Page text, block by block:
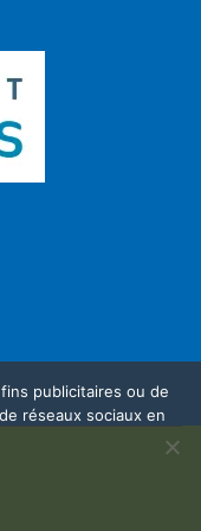
publicitaires ou de
réseaux sociaux en